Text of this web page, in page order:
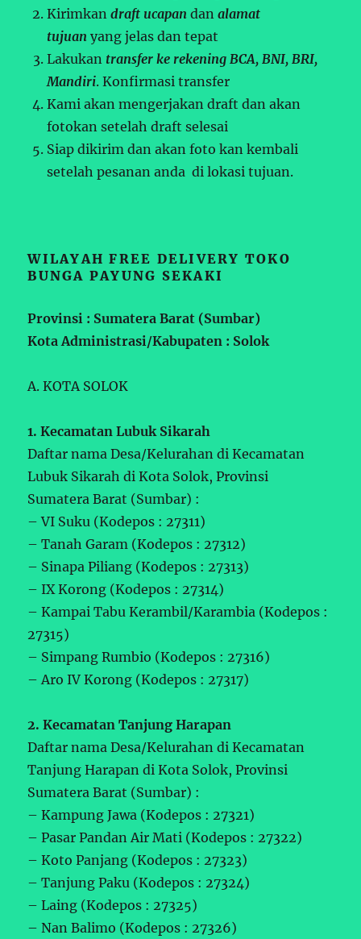
Kirimkandraft ucapan danalamat
tujuan yang jelas dan tepat
Lakukan transfer ke rekening BCA, BNI, BRI,
Mandiri. Konfirmasi transfer
Kami akan mengerjakan draft dan akan
fotokan setelah draft selesai
Siap dikirim dan akan foto kan kembali
setelah pesanan anda di lokasi tujuan.
WILAYAH FREE DELIVERY TOKO
BUNGA PAYUNG SEKAKI
Provinsi : Sumatera Barat (Sumbar)
Kota Administrasi/Kabupaten : Solok
A. KOTA SOLOK
1. Kecamatan Lubuk Sikarah
Daftar nama Desa/Kelurahan di Kecamatan
Lubuk Sikarah di Kota Solok, Provinsi
Sumatera Barat (Sumbar) :
– VI Suku (Kodepos : 27311)
– Tanah Garam (Kodepos : 27312)
– Sinapa Piliang (Kodepos : 27313)
– IX Korong (Kodepos : 27314)
– Kampai Tabu Kerambil/Karambia (Kodepos :
27315)
– Simpang Rumbio (Kodepos : 27316)
– Aro IV Korong (Kodepos : 27317)
2. Kecamatan Tanjung Harapan
Daftar nama Desa/Kelurahan di Kecamatan
Tanjung Harapan di Kota Solok, Provinsi
Sumatera Barat (Sumbar) :
– Kampung Jawa (Kodepos : 27321)
– Pasar Pandan Air Mati (Kodepos : 27322)
– Koto Panjang (Kodepos : 27323)
– Tanjung Paku (Kodepos : 27324)
– Laing (Kodepos : 27325)
– Nan Balimo (Kodepos : 27326)